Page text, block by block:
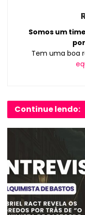
Somos um
Tem uma boa
Continue lendo: